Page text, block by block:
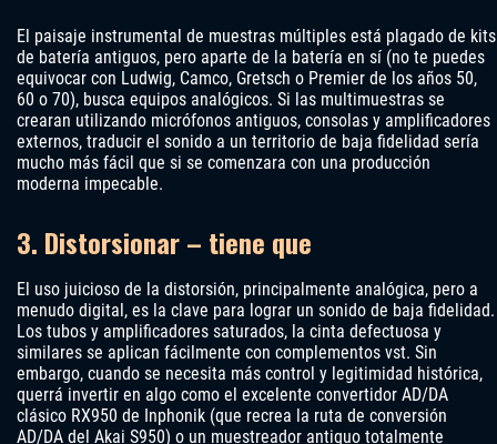
El paisaje instrumental de muestras múltiples está plagado de kits
de batería antiguos, pero aparte de la batería en sí (no te puedes
equivocar con Ludwig, Camco, Gretsch o Premier de los años 50,
60 o 70), busca equipos analógicos. Si las multimuestras se
crearan utilizando micrófonos antiguos, consolas y amplificadores
externos, traducir el sonido a un territorio de baja fidelidad sería
mucho más fácil que si se comenzara con una producción
moderna impecable.
3. Distorsionar – tiene que
El uso juicioso de la distorsión, principalmente analógica, pero a
menudo digital, es la clave para lograr un sonido de baja fidelidad.
Los tubos y amplificadores saturados, la cinta defectuosa y
similares se aplican fácilmente con complementos vst. Sin
embargo, cuando se necesita más control y legitimidad histórica,
querrá invertir en algo como el excelente convertidor AD/DA
clásico RX950 de Inphonik (que recrea la ruta de conversión
AD/DA del Akai S950) o un muestreador antiguo totalmente